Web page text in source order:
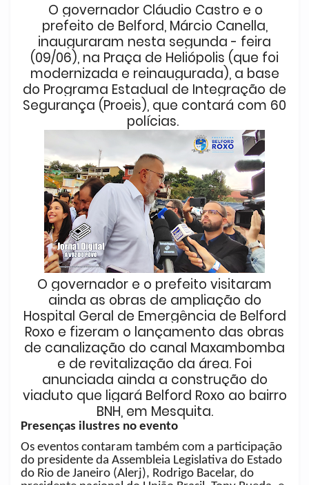
O governador Cláudio Castro e o
prefeito de Belford, Márcio Canella,
inauguraram nesta segunda - feira
(09/06), na Praça de Heliópolis (que foi
modernizada e reinaugurada), a base
do Programa Estadual de Integração de
Segurança (Proeis), que contará com 60
polícias.
O governador e o prefeito visitaram
ainda as obras de ampliação do
Hospital Geral de Emergência de Belford
Roxo e fizeram o lançamento das obras
de canalização do canal Maxambomba
e de revitalização da área. Foi
anunciada ainda a construção do
viaduto que ligará Belford Roxo ao bairro
BNH, em Mesquita.
Presenças ilustres no evento
Os eventos contaram também com a participação
do presidente da Assembleia Legislativa do Estado
do Rio de Janeiro (Alerj), Rodrigo Bacelar, do